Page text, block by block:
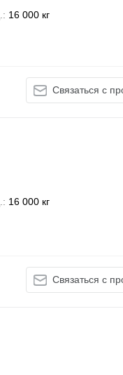
16 000 кг
Связаться с
16 000 кг
Связаться с